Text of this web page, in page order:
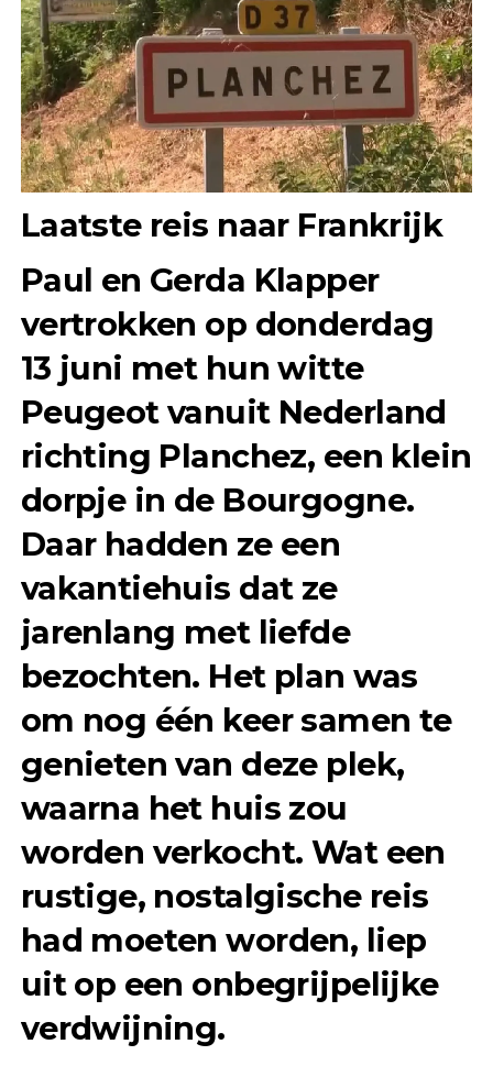
Laatste reis naar Frankrijk
Paul en Gerda Klapper
vertrokken op donderdag
13 juni met hun witte
Peugeot vanuit Nederland
richting Planchez, een klein
dorpje in de Bourgogne.
Daar hadden ze een
vakantiehuis dat ze
jarenlang met liefde
bezochten. Het plan was
om nog één keer samen te
genieten van deze plek,
waarna het huis zou
worden verkocht. Wat een
rustige, nostalgische reis
had moeten worden, liep
uit op een onbegrijpelijke
verdwijning.